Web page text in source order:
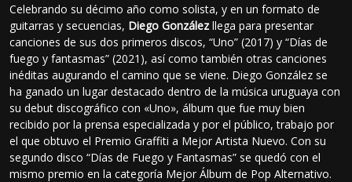
Celebrando su décimo año como solista, y en un formato de
guitarras y secuencias, Diego González llega para presentar
canciones de sus dos primeros discos, “Uno” (2017) y “Días de
fuego y fantasmas” (2021), así como también otras canciones
inéditas augurando el camino que se viene. Diego González se
ha ganado un lugar destacado dentro de la música uruguaya con
su debut discográfico con «Uno», álbum que fue muy bien
recibido por la prensa especializada y por el público, trabajo por
el que obtuvo el Premio Graffiti a Mejor Artista Nuevo. Con su
segundo disco “Días de Fuego y Fantasmas” se quedó con el
mismo premio en la categoría Mejor Álbum de Pop Alternativo.